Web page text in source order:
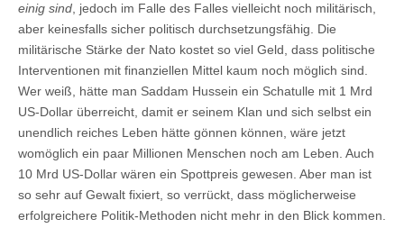
einig sind , jedoch im Falle des Falles vielleicht noch militärisch,
aber keinesfalls sicher politisch durchsetzungsfähig. Die
militärische Stärke der Nato kostet so viel Geld, dass politische
Interventionen mit finanziellen Mittel kaum noch möglich sind.
Wer weiß, hätte man Saddam Hussein ein Schatulle mit 1 Mrd
US-Dollar überreicht, damit er seinem Klan und sich selbst ein
unendlich reiches Leben hätte gönnen können, wäre jetzt
womöglich ein paar Millionen Menschen noch am Leben. Auch
10 Mrd US-Dollar wären ein Spottpreis gewesen. Aber man ist
so sehr auf Gewalt fixiert, so verrückt, dass möglicherweise
erfolgreichere Politik-Methoden nicht mehr in den Blick kommen.